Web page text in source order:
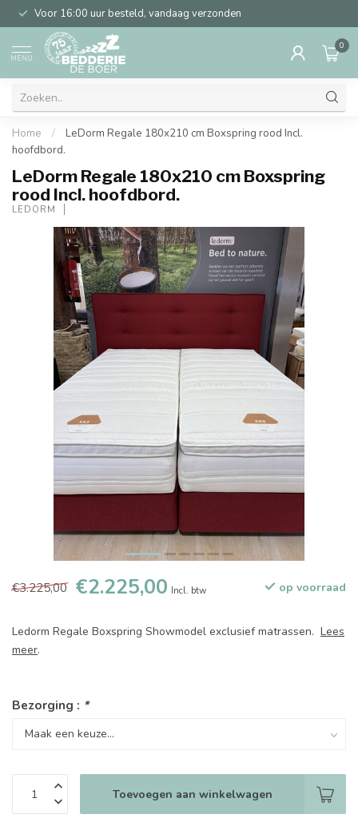
Voor 16:00 uur besteld, vandaag verzonden
MENU
0
Home /
LeDorm Regale 180x210 cm Boxspring rood Incl.
hoofdbord.
LeDorm Regale 180x210 cm Boxspring
rood Incl. hoofdbord.
LEDORM
€3.225,00 €2.225,00 Incl. btw op voorraad
Ledorm Regale Boxspring Showmodel exclusief matrassen. Lees
meer.
Bezorging : *
Toevoegen aan winkelwagen